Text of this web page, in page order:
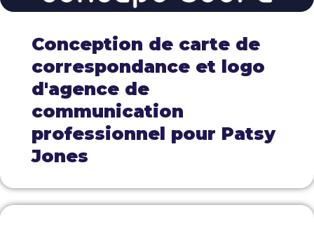
Conception de carte de
correspondance et logo
d'agence de
communication
professionnel pour Patsy
Jones